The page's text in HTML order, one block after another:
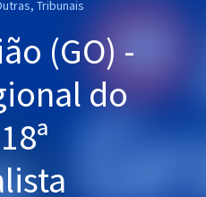
Tribunais
(GO) -
do